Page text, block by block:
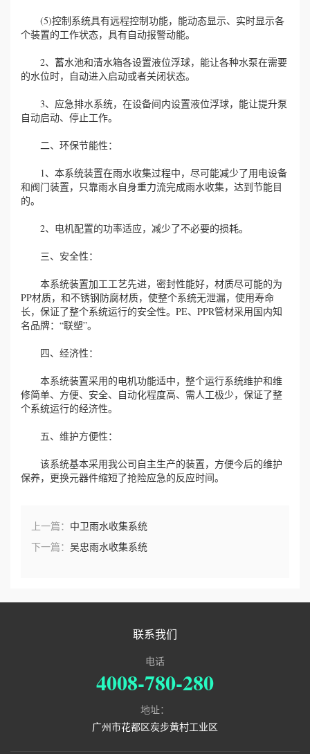
(5)控制系统具有远程控制功能，能动态显示、实时显示各
个装置的工作状态，具有自动报警动能。
2、蓄水池和清水箱各设置液位浮球，能让各种水泵在需要
的水位时，自动进入启动或者关闭状态。
3、应急排水系统，在设备间内设置液位浮球，能让提升泵
自动启动、停止工作。
二、环保节能性：
1、本系统装置在雨水收集过程中，尽可能减少了用电设备
和阀门装置，只靠雨水自身重力流完成雨水收集，达到节能目
的。
2、电机配置的功率适应，减少了不必要的损耗。
三、安全性：
本系统装置加工工艺先进，密封性能好，材质尽可能的为
PP材质，和不锈钢防腐材质，使整个系统无泄漏，使用寿命
长，保证了整个系统运行的安全性。PE、PPR管材采用国内知
名品牌：“联塑”。
四、经济性：
本系统装置采用的电机功能适中，整个运行系统维护和维
修简单、方便、安全、自动化程度高、需人工极少，保证了整
个系统运行的经济性。
五、维护方便性：
该系统基本采用我公司自主生产的装置，方便今后的维护
保养，更换元器件缩短了抢险应急的反应时间。
上一篇： 中卫雨水收集系统
下一篇： 吴忠雨水收集系统
联系我们
电话
4008-780-280
地址：
广州市花都区炭步黄村工业区